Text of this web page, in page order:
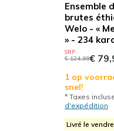
Ensemble
brutes
Welo - «
» - 234
SRP
€ 124,99€
1 op
snel!
* Taxes
d'expédition
Livré le